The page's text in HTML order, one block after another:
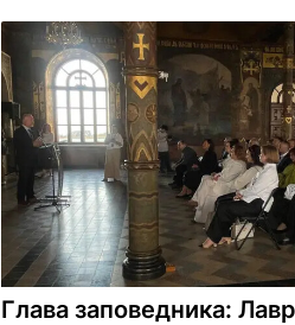
Глава заповедника: